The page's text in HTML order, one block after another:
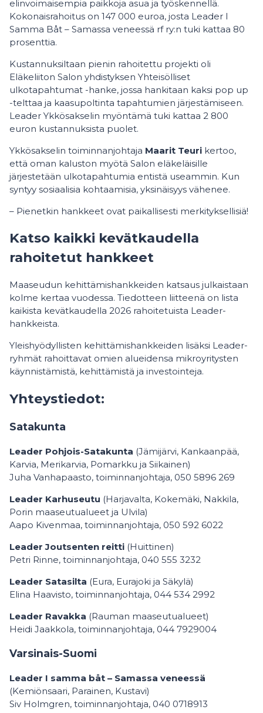
elinvoimaisempia paikkoja asua ja työskennellä.
Kokonaisrahoitus on 147 000 euroa, josta Leader I
Samma Båt – Samassa veneessä rf ry:n tuki kattaa 80
prosenttia.
Kustannuksiltaan pienin rahoitettu projekti oli
Eläkeliiton Salon yhdistyksen Yhteisölliset
ulkotapahtumat -hanke, jossa hankitaan kaksi pop up
-telttaa ja kaasupoltinta tapahtumien järjestämiseen.
Leader Ykkösakselin myöntämä tuki kattaa 2 800
euron kustannuksista puolet.
Ykkösakselin toiminnanjohtaja Maarit Teuri kertoo,
että oman kaluston myötä Salon eläkeläisille
järjestetään ulkotapahtumia entistä useammin. Kun
syntyy sosiaalisia kohtaamisia, yksinäisyys vähenee.
– Pienetkin hankkeet ovat paikallisesti merkityksellisiä!
Katso kaikki kevätkaudella
rahoitetut hankkeet
Maaseudun kehittämishankkeiden katsaus julkaistaan
kolme kertaa vuodessa. Tiedotteen liitteenä on lista
kaikista kevätkaudella 2026 rahoitetuista Leader-
hankkeista.
Yleishyödyllisten kehittämishankkeiden lisäksi Leader-
ryhmät rahoittavat omien alueidensa mikroyritysten
käynnistämistä, kehittämistä ja investointeja.
Yhteystiedot:
Satakunta
Leader Pohjois-Satakunta (Jämijärvi, Kankaanpää,
Karvia, Merikarvia, Pomarkku ja Siikainen)
Juha Vanhapaasto, toiminnanjohtaja, 050 5896 269
Leader Karhuseutu (Harjavalta, Kokemäki, Nakkila,
Porin maaseutualueet ja Ulvila)
Aapo Kivenmaa, toiminnanjohtaja, 050 592 6022
Leader Joutsenten reitti (Huittinen)
Petri Rinne, toiminnanjohtaja, 040 555 3232
Leader Satasilta (Eura, Eurajoki ja Säkylä)
Elina Haavisto, toiminnanjohtaja, 044 534 2992
Leader Ravakka (Rauman maaseutualueet)
Heidi Jaakkola, toiminnanjohtaja, 044 7929004
Varsinais-Suomi
Leader I samma båt – Samassa veneessä
(Kemiönsaari, Parainen, Kustavi)
Siv Holmgren, toiminnanjohtaja, 040 0718913